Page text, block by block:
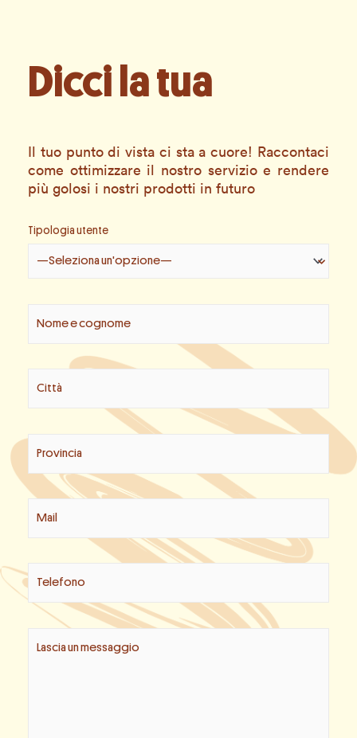
Dicci la tua
Il tuo punto di vista ci sta a cuore! Raccontaci
come ottimizzare il nostro servizio e rendere
più golosi i nostri prodotti in futuro
Tipologia utente